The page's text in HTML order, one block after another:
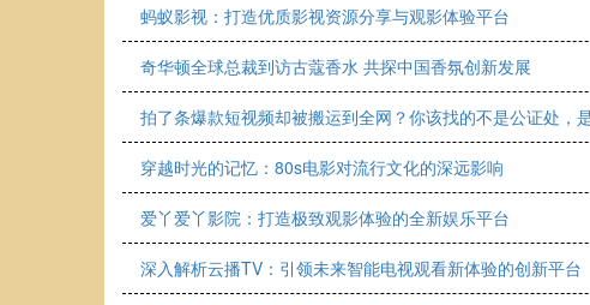
蚂蚁影视：打造优质影视资源分享与观影体验平台
奇华顿全球总裁到访古蔻香水 共探中国香氛创新发展
拍了条爆款短视频却被搬运到全网？你该找的不是公证处，
穿越时光的记忆：80s电影对流行文化的深远影响
爱丫爱丫影院：打造极致观影体验的全新娱乐平台
深入解析云播TV：引领未来智能电视观看新体验的创新平台